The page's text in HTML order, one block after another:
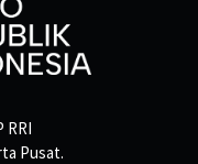
RRI
Pusat.